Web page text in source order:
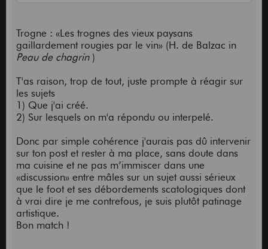
Trogne : «Les trognes des vieux paysans
gaillardement rougies par le vin» (H. de Balzac in
Peau de chagrin )
T'as raison, trop de tout, juste prompte à réagir sur
les sujets
1) Que j'ai créé.
2) Sur lesquels on m'a répondu ou interpelé.
Donc par simple cohérence j'aurais pas dû intervenir
sur ton post et rester à ma place, sans doute dans
ma cuisine et ne pas m’immiscer dans une
«discussion» entre mâles sur un sujet aussi sérieux
que le foot et ses débordements scatologiques dont
à vrai dire je me contrefous, je suis plutôt patinage
artistique.
Bon match !